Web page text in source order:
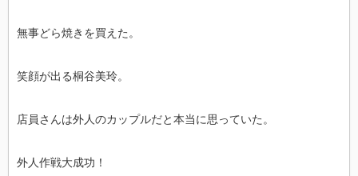
無事どら焼きを買えた。
笑顔が出る桐谷美玲。
店員さんは外人のカップルだと本当に思っていた。
外人作戦大成功！